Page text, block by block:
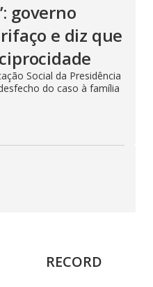
governo
e diz que
Social da Presidência
do caso à família
RECORD